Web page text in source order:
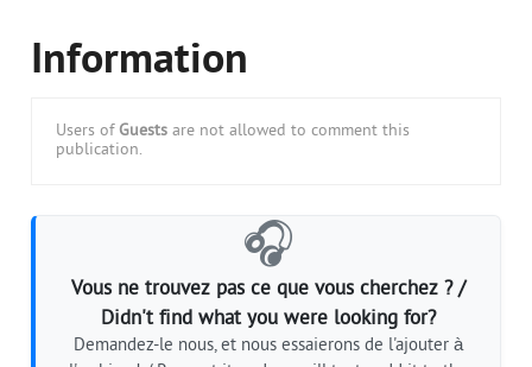
Information
Users of Guests are not allowed to comment this
publication.
🎧
Vous ne trouvez pas ce que vous cherchez ? /
Didn't find what you were looking for?
Demandez-le nous, et nous essaierons de l'ajouter à